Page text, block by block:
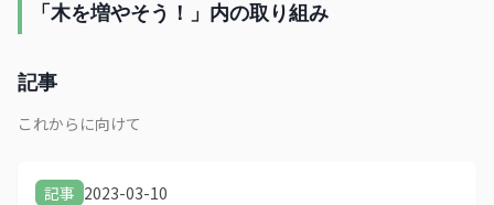
「木を増やそう！」内の取り組み
記事
これからに向けて
記事 2023-03-10